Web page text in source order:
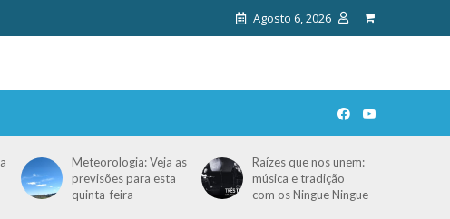
Agosto 6, 2026
Meteorologia: Veja as
previsões para esta
quinta-feira
Raízes que nos unem:
música e tradição
com os Ningue Ningue